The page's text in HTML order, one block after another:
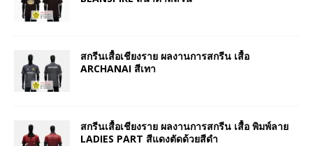
สกรีนเสื้อเชียงราย ผลงานการสกรีน เสื้อ
ARCHANAI สีเทา
สกรีนเสื้อเชียงราย ผลงานการสกรีน เสื้อ พิมพ์ลาย
LADIES PART สีแดงตัดด้วยสีดำ